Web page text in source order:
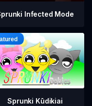
Infected Mode
Sprunki Kūdikiai